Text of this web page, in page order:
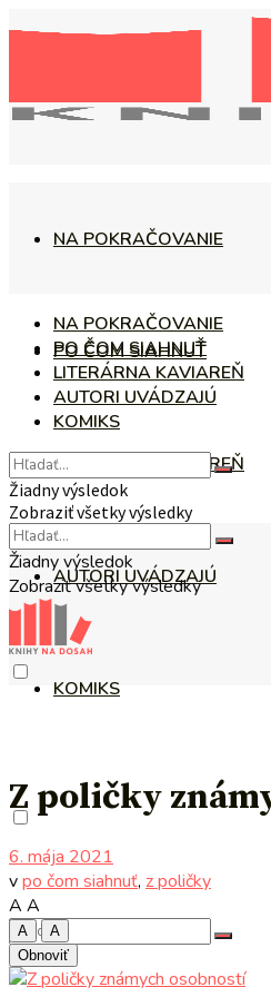
NA POKRAČOVANIE
PO ČOM SIAHNUŤ
LITERÁRNA KAVIAREŇ
AUTORI UVÁDZAJÚ
KOMIKS
NA POKRAČOVANIE
PO ČOM SIAHNUŤ
LITERÁRNA KAVIAREŇ
AUTORI UVÁDZAJÚ
KOMIKS
Žiadny výsledok
Zobraziť všetky výsledky
Žiadny výsledok
Zobraziť všetky výsledky
Z poličky
6. mája 2021
vpo čom siahnuť, z poličky
A A
A
A
Obnoviť